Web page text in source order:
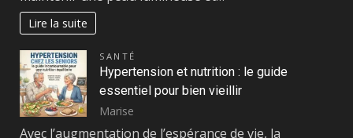
Lire la suite
SANTÉ
Hypertension et nutrition : le guide
essentiel pour bien vieillir
Marise
Avec l’augmentation de l’espérance de vie, la